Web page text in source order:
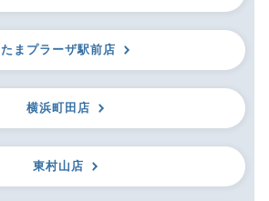
たまプラーザ駅前店
横浜町田店
東村山店